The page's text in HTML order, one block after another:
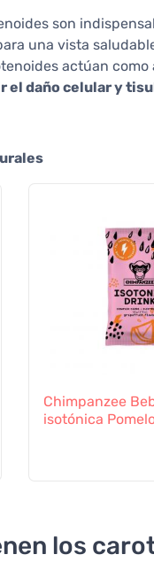
son
una vista
actúan
el daño celular y
Chimpanzee
isotónica
los